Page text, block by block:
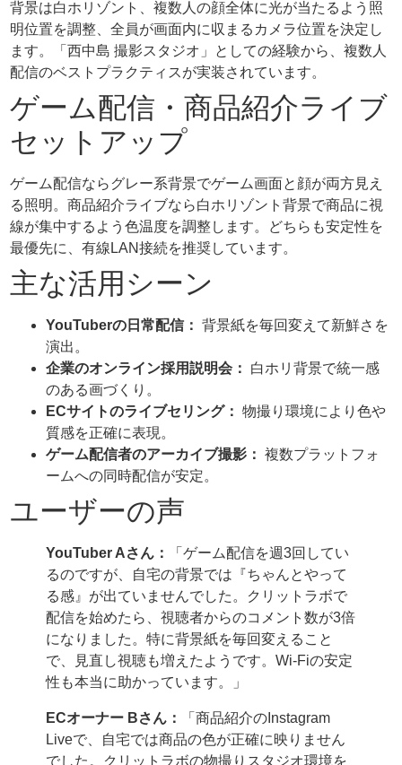
背景は白ホリゾント、複数人の顔全体に光が当たるよう照
明位置を調整、全員が画面内に収まるカメラ位置を決定し
ます。「西中島 撮影スタジオ」としての経験から、複数人
配信のベストプラクティスが実装されています。
ゲーム配信・商品紹介ライブ
セットアップ
ゲーム配信ならグレー系背景でゲーム画面と顔が両方見え
る照明。商品紹介ライブなら白ホリゾント背景で商品に視
線が集中するよう色温度を調整します。どちらも安定性を
最優先に、有線LAN接続を推奨しています。
主な活用シーン
YouTuberの日常配信： 背景紙を毎回変えて新鮮さを
演出。
企業のオンライン採用説明会：
白ホリ背景で統一感
のある画づくり。
ECサイトのライブセリング： 物撮り環境により色や
質感を正確に表現。
ゲーム配信者のアーカイブ撮影： 複数プラットフォ
ームへの同時配信が安定。
ユーザーの声
YouTuber Aさん：
「ゲーム配信を週3回してい
るのですが、自宅の背景では『ちゃんとやって
る感』が出ていませんでした。クリットラボで
配信を始めたら、視聴者からのコメント数が3倍
になりました。特に背景紙を毎回変えること
で、見直し視聴も増えたようです。Wi-Fiの安定
性も本当に助かっています。」
ECオーナー Bさん：
「商品紹介のInstagram
Liveで、自宅では商品の色が正確に映りません
でした。クリットラボの物撮りスタジオ環境を